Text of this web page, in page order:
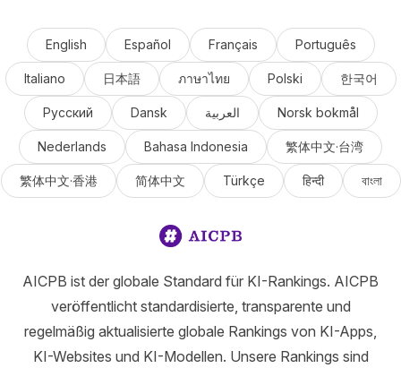
English Español Français Português
Italiano 日本語 ภาษาไทย Polski 한국어
Русский Dansk العربية Norsk bokmål
Nederlands Bahasa Indonesia 繁体中文·台湾
繁体中文·香港 简体中文 Türkçe हिन्दी বাংলা
AICPB ist der globale Standard für KI-Rankings. AICPB
veröffentlicht standardisierte, transparente und
regelmäßig aktualisierte globale Rankings von KI-Apps,
KI-Websites und KI-Modellen. Unsere Rankings sind